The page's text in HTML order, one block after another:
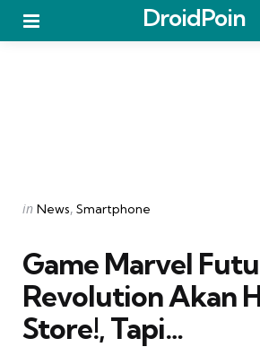
DroidPoin
Categories
Posted
in News Smartphone
Game Marvel
Revolution Akan
Store!, Tapi…